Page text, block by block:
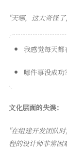
"天哪，这太奇怪
我感觉每天都
哪件事没成功
文化层面的失误：
"在组建开发团队
程的设计师非常困